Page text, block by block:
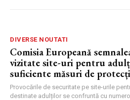
DIVERSE NOUTATI
Comisia Europeană
vizitate site-uri pentru
suficiente măsuri de
Provocările de securitate pe site-urile
destinate adulților se confruntă cu